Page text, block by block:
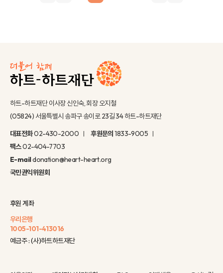
하트-하트재단 이사장 신인숙, 회장 오지철
(05824) 서울특별시 송파구 송이로 23길 34 하트-하트재단
대표전화02-430-2000 후원문의1833-9005
팩스02-404-7703
E-maildonation@heart-heart.org
국민권익위원회
후원 계좌
우리은행
1005-101-413016
예금주 : (사)하트하트재단